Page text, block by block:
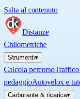
Salta al contenuto
Distanze
Chilometriche
Strumenti▾
Calcola percorsoTraffico
pedaggioAutovelox e
Carburante & ricarica▾